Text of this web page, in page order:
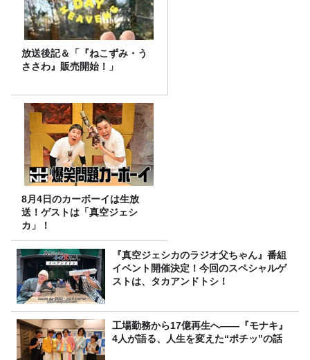
放送後記＆「『ねこずみ・う
ささわ』販売開始！」
8月4日のカーボーイは生放
送！ゲストは「真空ジェシ
カ」！
『真空ジェシカのラジオ父ちゃん』番組
イベント開催決定！今回のスペシャルゲ
ストは、タカアンドトシ！
工場勤務から17億再生へ——『モナキ』
4人が語る、人生を変えた“ポチッ”の話